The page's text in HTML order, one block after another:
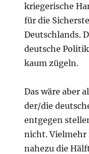
kriegerische
für die
Deutschlands.
deutsche
kaum zügeln.
Das wäre aber
der/die
entgegen
nicht. Vielmehr
nahezu die